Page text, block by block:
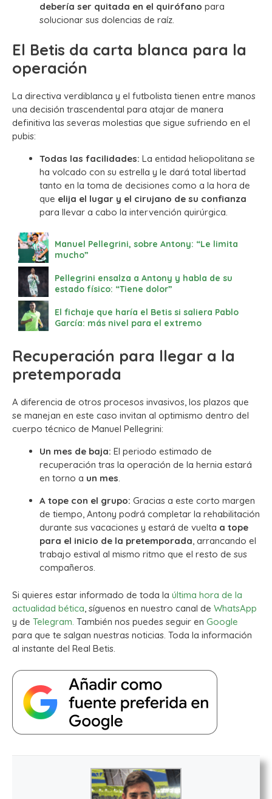
debería ser quitada en el quirófano para
solucionar sus dolencias de raíz.
El Betis da carta blanca para la
operación
La directiva verdiblanca y el futbolista tienen entre manos
una decisión trascendental para atajar de manera
definitiva las severas molestias que sigue sufriendo en el
pubis:
Todas las facilidades: La entidad heliopolitana se
ha volcado con su estrella y le dará total libertad
tanto en la toma de decisiones como a la hora de
que elija el lugar y el cirujano de su confianza
para llevar a cabo la intervención quirúrgica.
Manuel Pellegrini, sobre Antony: “Le limita
mucho”
Pellegrini ensalza a Antony y habla de su
estado físico: “Tiene dolor”
El fichaje que haría el Betis si saliera Pablo
García: más nivel para el extremo
Recuperación para llegar a la
pretemporada
A diferencia de otros procesos invasivos, los plazos que
se manejan en este caso invitan al optimismo dentro del
cuerpo técnico de Manuel Pellegrini:
Un mes de baja: El periodo estimado de
recuperación tras la operación de la hernia estará
en torno a un mes.
A tope con el grupo: Gracias a este corto margen
de tiempo, Antony podrá completar la rehabilitación
durante sus vacaciones y estará de vuelta a tope
para el inicio de la pretemporada, arrancando el
trabajo estival al mismo ritmo que el resto de sus
compañeros.
Si quieres estar informado de toda la última hora de la
actualidad bética, síguenos en nuestro canal de WhatsApp
y de Telegram. También nos puedes seguir en Google
para que te salgan nuestras noticias. Toda la información
al instante del Real Betis.